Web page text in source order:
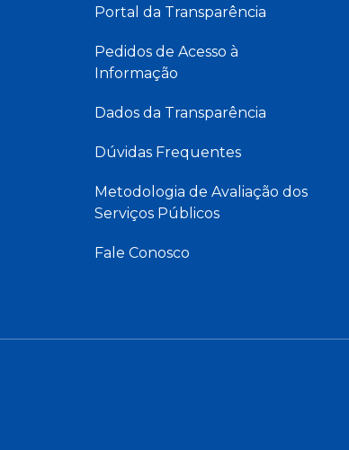
Portal da Transparência
Pedidos de Acesso à
Informação
Dados da Transparência
Dúvidas Frequentes
Metodologia de Avaliação dos
Serviços Públicos
Fale Conosco